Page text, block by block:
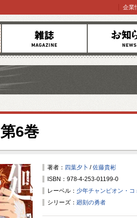
雑誌 お知らせ
企業
第6巻
著者： 四葉夕卜 /佐藤貴彬
ISBN：978-4-253-01199-0
レーベル： 少年チャンピオン・
シリーズ： 廻刻の勇者